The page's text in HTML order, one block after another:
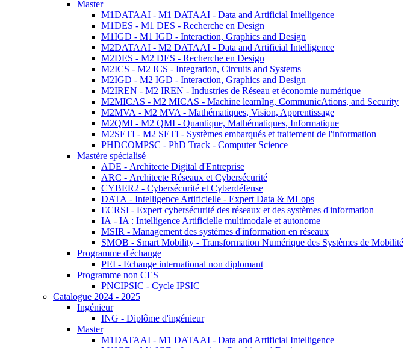
Master
M1DATAAI - M1 DATAAI - Data and Artificial Intelligence
M1DES - M1 DES - Recherche en Design
M1IGD - M1 IGD - Interaction, Graphics and Design
M2DATAAI - M2 DATAAI - Data and Artificial Intelligence
M2DES - M2 DES - Recherche en Design
M2ICS - M2 ICS - Integration, Circuits and Systems
M2IGD - M2 IGD - Interaction, Graphics and Design
M2IREN - M2 IREN - Industries de Réseau et économie numérique
M2MICAS - M2 MICAS - Machine learnIng, CommunicAtions, and Security
M2MVA - M2 MVA - Mathématiques, Vision, Apprentissage
M2QMI - M2 QMI - Quantique, Mathématiques, Informatique
M2SETI - M2 SETI - Systèmes embarqués et traitement de l'information
PHDCOMPSC - PhD Track - Computer Science
Mastère spécialisé
ADE - Architecte Digital d'Entreprise
ARC - Architecte Réseaux et Cybersécurité
CYBER2 - Cybersécurité et Cyberdéfense
DATA - Intelligence Artificielle - Expert Data & MLops
ECRSI - Expert cybersécurité des réseaux et des systèmes d'information
IA - IA : Intelligence Artificielle multimodale et autonome
MSIR - Management des systèmes d'information en réseaux
SMOB - Smart Mobility - Transformation Numérique des Systèmes de Mobilité
Programme d'échange
PEI - Echange international non diplomant
Programme non CES
PNCIPSIC - Cycle IPSIC
Catalogue 2024 - 2025
Ingénieur
ING - Diplôme d'ingénieur
Master
M1DATAAI - M1 DATAAI - Data and Artificial Intelligence